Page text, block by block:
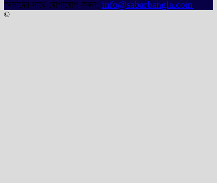
আমাদের সাথে যোগাযোগ করুন: info@sabarbangla.com
©